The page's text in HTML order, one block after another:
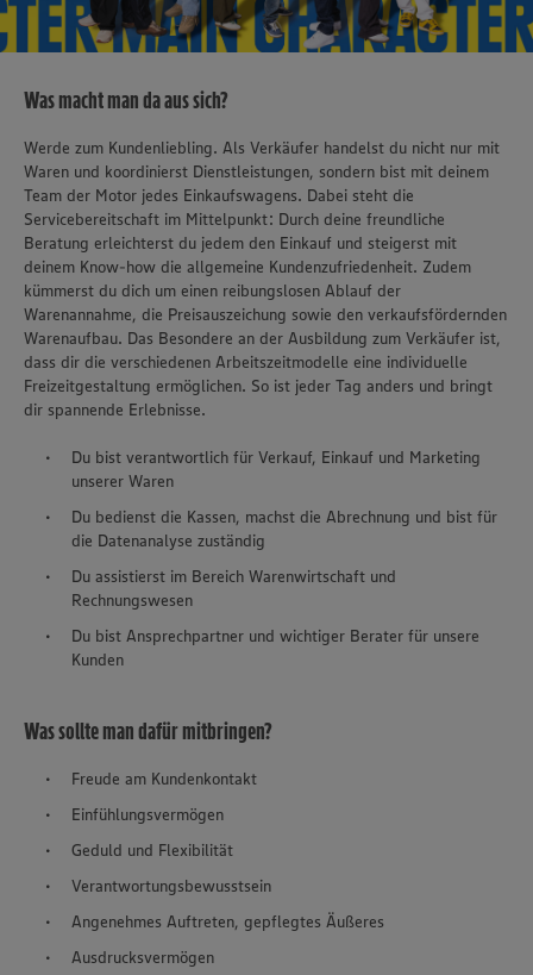
Was macht man da aus sich?
Werde zum Kundenliebling. Als Verkäufer handelst du nicht nur mit
Waren und koordinierst Dienstleistungen, sondern bist mit deinem
Team der Motor jedes Einkaufswagens. Dabei steht die
Servicebereitschaft im Mittelpunkt: Durch deine freundliche
Beratung erleichterst du jedem den Einkauf und steigerst mit
deinem Know-how die allgemeine Kundenzufriedenheit. Zudem
kümmerst du dich um einen reibungslosen Ablauf der
Warenannahme, die Preisauszeichung sowie den verkaufsfördernden
Warenaufbau. Das Besondere an der Ausbildung zum Verkäufer ist,
dass dir die verschiedenen Arbeitszeitmodelle eine individuelle
Freizeitgestaltung ermöglichen. So ist jeder Tag anders und bringt
dir spannende Erlebnisse.
Du bist verantwortlich für Verkauf, Einkauf und Marketing
unserer Waren
Du bedienst die Kassen, machst die Abrechnung und bist für
die Datenanalyse zuständig
Du assistierst im Bereich Warenwirtschaft und
Rechnungswesen
Du bist Ansprechpartner und wichtiger Berater für unsere
Kunden
Was sollte man dafür mitbringen?
Freude am Kundenkontakt
Einfühlungsvermögen
Geduld und Flexibilität
Verantwortungsbewusstsein
Angenehmes Auftreten, gepflegtes Äußeres
Ausdrucksvermögen